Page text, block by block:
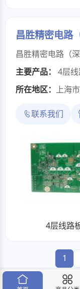
昌胜精密电路
主要产品：
4层
所在地区： 上海
联系我们
4层线路
1